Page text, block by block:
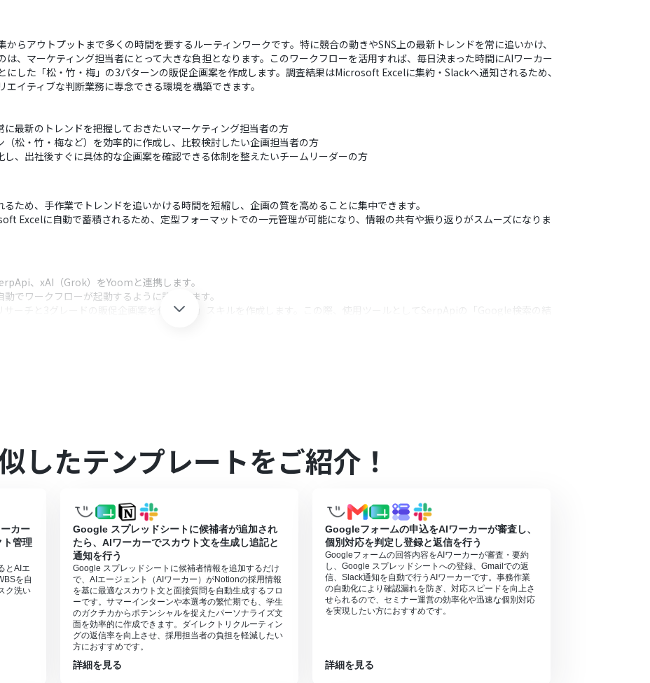
らアウトプットまで多くの時間を要するルーティンワークです。特に競合の動きやSNS上の最新トレンドを常に追いかけ、
、マーケティング担当者にとって大きな負担となります。このワークフローを活用すれば、毎日決まった時間にAIワーカー
した「松・竹・梅」の3パターンの販促企画案を作成します。調査結果はMicrosoft Excelに集約・Slackへ通知されるため、
イティブな判断業務に専念できる環境を構築できます。
最新のトレンドを把握しておきたいマーケティング担当者の方
松・竹・梅など）を効率的に作成し、比較検討したい企画担当者の方
、出社後すぐに具体的な企画案を確認できる体制を整えたいチームリーダーの方
ため、手作業でトレンドを追いかける時間を短縮し、企画の質を高めることに集中できます。
Excelに自動で蓄積されるため、定型フォーマットでの一元管理が可能になり、情報の共有や振り返りがスムーズになりま
、xAI（Grok）をYoomと連携します。
でワークフローが起動するように設定します。
サーチと3グレードの販促企画案を作成する」スキルを作成します。この際、使用ツールとしてSerpApiの「Google検索の結
Grok）のそれぞれとYoomを連携してください。AIワーカー内で使用するツール（アプリ）についてもマイアプリ連携が必
向けプランと一般法人向けプラン（Microsoft365 Business）があり、一般法人向けプランに加入していない場合には認証
】基本的な設定方法」をご参照ください。
ーカー数・利用可能なAIモデルはご契約中のプランによって異なります。
オペレーション等はフローボットの利用制限と同様です。
同様にタスクを消費しますのでご注意ください。詳細は「【AIワーカー】タスク実行数の計算方法」ご参照ください。
で適切な処理を実行しやすくなります。詳細は「【AIワーカー】スキル（旧マニュアル）の作成方法」をご参照ください。
したテンプレートをご紹介！
カー
管理
とAIエ
を自
ク洗い
Google スプレッドシートに候補者が追加され
たら、AIワーカーでスカウト文を生成し追記と
通知を行う
Google スプレッドシートに候補者情報を追加するだけ
で、AIエージェント（AIワーカー）がNotionの採用情報
を基に最適なスカウト文と面接質問を自動生成するフロ
ーです。サマーインターンや本選考の繁忙期でも、学生
のガクチカからポテンシャルを捉えたパーソナライズ文
面を効率的に作成できます。ダイレクトリクルーティン
グの返信率を向上させ、採用担当者の負担を軽減したい
方におすすめです。
詳細を見る
Googleフォームの申込をAIワーカーが審査し、
個別対応を判定し登録と返信を行う
Googleフォームの回答内容をAIワーカーが審査・要約
し、Google スプレッドシートへの登録、Gmailでの返
信、Slack通知を自動で行うAIワーカーです。事務作業
の自動化により確認漏れを防ぎ、対応スピードを向上さ
せられるので、セミナー運営の効率化や迅速な個別対応
を実現したい方におすすめです。
詳細を見る